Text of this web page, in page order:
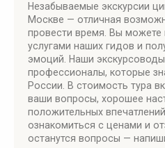
Незабываемые экскурсии
Москве — отличная
провести время. Вы можете
услугами наших гидов и
эмоций. Наши
профессионалы, которые
России. В стоимость тура
ваши вопросы, хорошее
положительных
ознакомиться с ценами и
останутся вопросы —